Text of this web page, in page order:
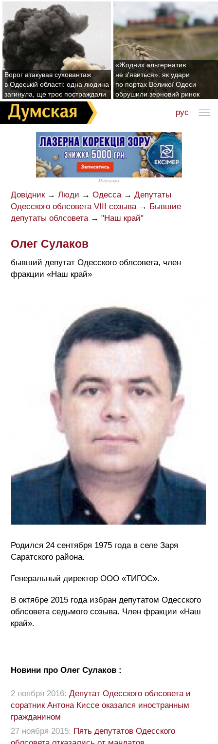
Ворог атакував суховантаж
в Одеській області: одна людина
загинула, ще троє постраждали
«Жодних альтернатив
не з'явиться»: як удари
по портах Великої Одеси
обрушили зерновий ринок
рус
Реклама
Довідник→ Люди → Одесса→ Депутаты
Одесского облсовета VIII созыва→ Бывшие
депутаты облсовета→ "Наш край"
Олег Сулаков
бывший депутат Одесского облсовета, член
фракции «Наш край»
Родился 24 сентября 1975 года в селе Заря
Саратского района.
Генеральный директор ООО «ТИГОС».
В октябре 2015 года избран депутатом Одесского
облсовета седьмого созыва. Член фракции «Наш
край».
Новини про Олег Сулаков :
2 ноября 2016: Депутат Одесского облсовета и
соратник Антона Киссе оказался иностранным
гражданином
27 ноября 2015: Пять депутатов Одесского